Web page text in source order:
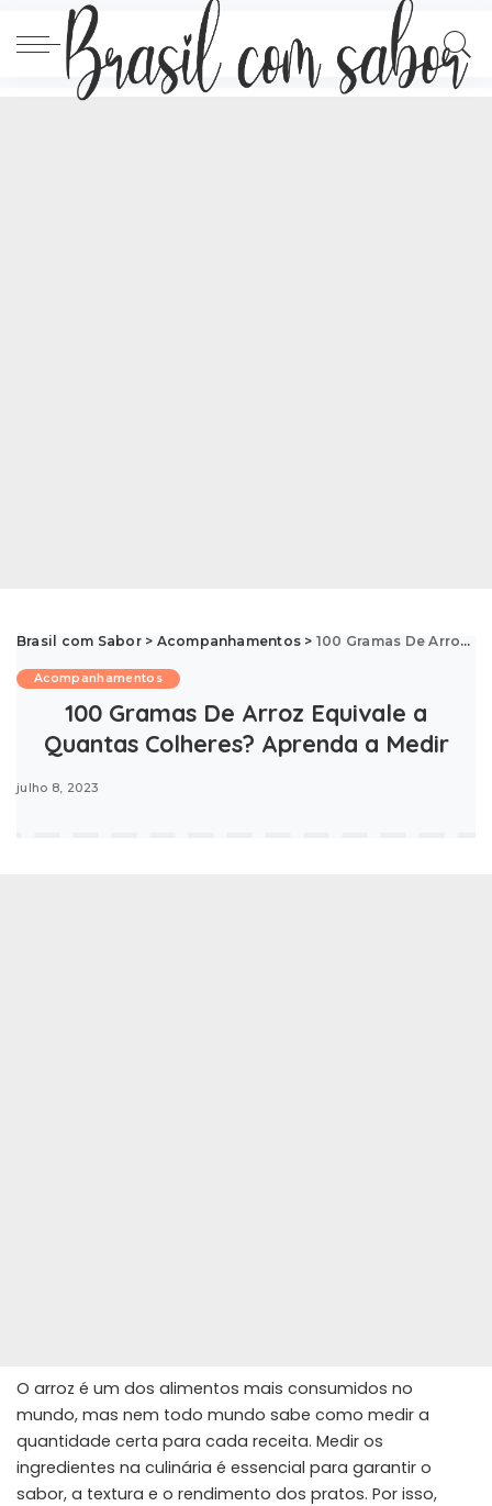
Brasil com Sabor> Acompanhamentos > 100 Gramas De Arroz Equivale a Quantas Colheres? Aprenda a Medir
Acompanhamentos
100 Gramas De Arroz Equivale a
Quantas Colheres? Aprenda a Medir
julho 8, 2023
O arroz é um dos alimentos mais consumidos no
mundo, mas nem todo mundo sabe como medir a
quantidade certa para cada receita. Medir os
ingredientes na culinária é essencial para garantir o
sabor, a textura e o rendimento dos pratos. Por isso,